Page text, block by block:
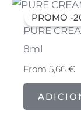
PROMO -
PURE
8ml
From5,66€